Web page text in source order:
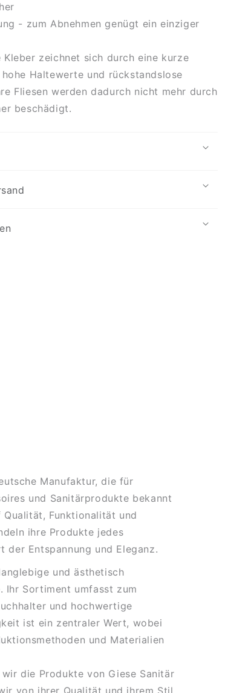
- zum Abnehmen genügt ein einziger
zeichnet sich durch eine kurze
Haltewerte und rückstandslose
Fliesen werden dadurch nicht mehr durch
beschädigt.
Manufaktur, die für
und Sanitärprodukte bekannt
Funktionalität und
ihre Produkte jedes
der Entspannung und Eleganz.
und ästhetisch
Ihr Sortiment umfasst zum
und hochwertige
ist ein zentraler Wert, wobei
und Materialien
die Produkte von Giese Sanitär